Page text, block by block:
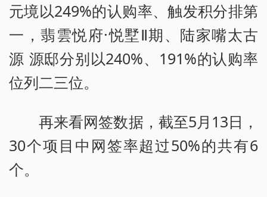
元境以249%的认购率、触发积分排第
一，翡雲悦府·悦墅Ⅱ期、陆家嘴太古
源 源邸分别以240%、191%的认购率
位列二三位。
再来看网签数据，截至5月13日，
30个项目中网签率超过50%的共有6
个。